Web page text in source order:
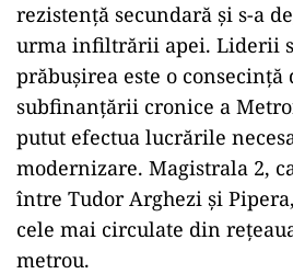
rezistență secundară și s-a
urma infiltrării apei. Liderii
prăbușirea este o consecință
subfinanțării cronice a
putut efectua lucrările
modernizare. Magistrala 2,
între Tudor Arghezi și
cele mai circulate din
metrou.